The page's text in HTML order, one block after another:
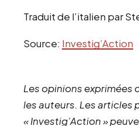
Traduit de l’italien par
Source: Investig’Action
Les opinions exprimées
les auteurs. Les articles
« Investig’Action »